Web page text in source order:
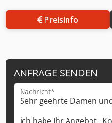
Preisinfo
ANFRAGE SENDEN
Nachricht*